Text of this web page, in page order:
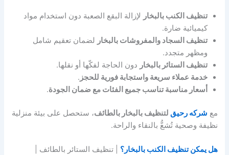
تنظيف الكنب بالبخار لإزالة البقع الصعبة دون استخدام مواد
كيميائية ضارة.
تنظيف السجاد والمفروشات بالبخار لضمان تعقيم شامل
ومظهر متجدد.
تنظيف الستائر بالبخار دون الحاجة لفكّها أو نقلها.
خدمة عملاء سريعة واستجابة فورية للحجز .
أسعار مناسبة تناسب جميع الفئات مع ضمان الجودة.
مع شركه رحيق لتنظيف بالبخار بالطائف، ستحصل على بيئة منزلية
نظيفة وصحية تُشعُّ بالنقاء والراحة.
هل يمكن تنظيف الكنب بالبخار؟ | تنظيف الستائر بالطائف |